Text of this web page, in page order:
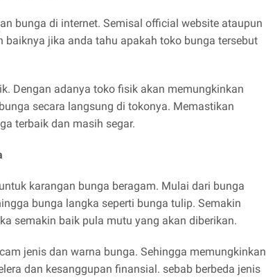
bunga di internet. Semisal official website ataupun
jika anda tahu apakah toko bunga tersebut
Dengan adanya toko fisik akan memungkinkan
secara langsung di tokonya. Memastikan
terbaik dan masih segar.
karangan bunga beragam. Mulai dari bunga
bunga langka seperti bunga tulip. Semakin
semakin baik pula mutu yang akan diberikan.
jenis dan warna bunga. Sehingga memungkinkan
dan kesanggupan finansial. sebab berbeda jenis